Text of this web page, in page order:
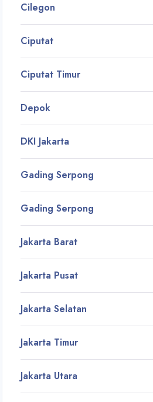
Cilegon
Ciputat
Ciputat Timur
Depok
DKI Jakarta
Gading Serpong
Gading Serpong
Jakarta Barat
Jakarta Pusat
Jakarta Selatan
Jakarta Timur
Jakarta Utara